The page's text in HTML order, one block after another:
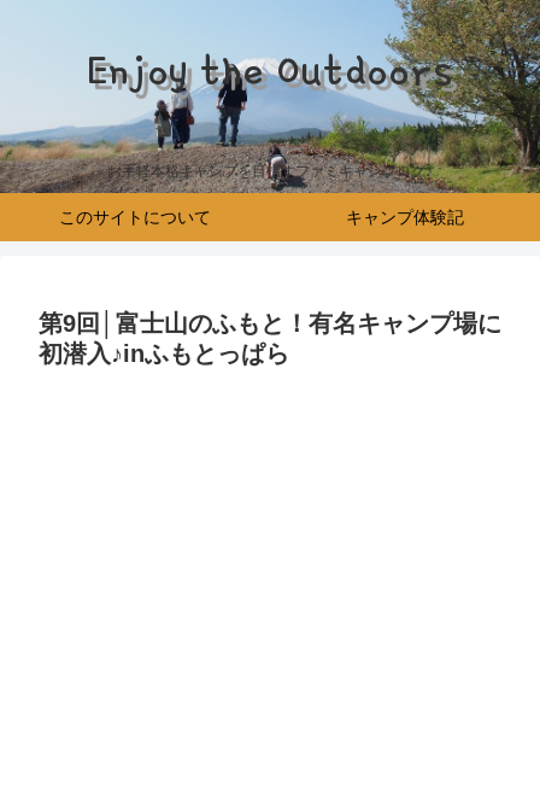
Enjoy the Outdoors
お手軽本格キャンプを目指すファミキャンブログ♪
このサイトについて キャンプ体験記
第9回│富士山のふもと！有名キャンプ場に
初潜入♪inふもとっぱら